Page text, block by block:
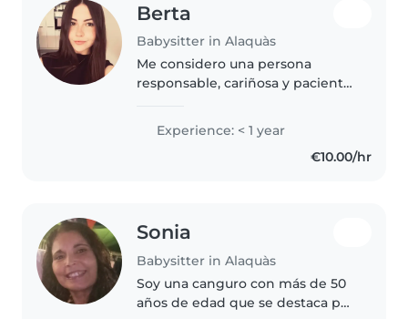
Berta
Babysitter in Alaquàs
Me considero una persona
responsable, cariñosa y paciente.
con niños, jugar con ellos y
ayudarles en lo que necesiten.
Experience: < 1 year
€10.00/hr
Sonia
Babysitter in Alaquàs
Soy una canguro con más de 50
años de edad que se destaca por